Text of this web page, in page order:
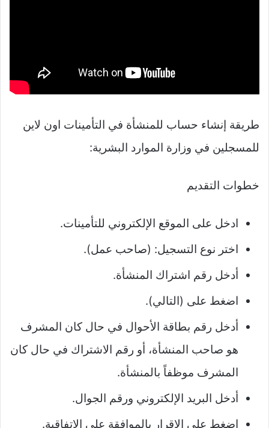
طريقة إنشاء حساب للمنشأة في التأمينات اون لاين
للمسجلين في وزارة الموارد البشرية:
خطوات التقديم
ادخل على الموقع الإلكتروني للتأمينات.
اختر نوع التسجيل: (صاحب عمل).
أدخل رقم اشتراك المنشأة.
اضغط على (التالي).
أدخل رقم بطاقة الأحوال في حال كان المشرف
هو صاحب المنشأة، أو رقم الاشتراك في حال كان
المشرف موظفاً بالمنشأة.
أدخل البريد الإلكتروني ورقم الجوال.
اضغط على الإقرار بالموافقة على الاتفاقية.